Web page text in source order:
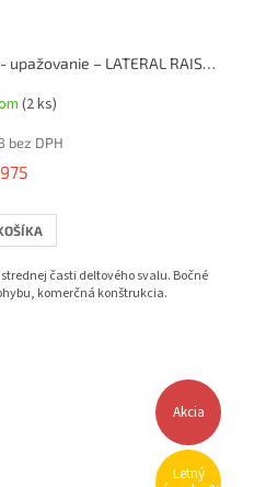
Stroj na bočné zdvihy ramien - upažovanie – LATERAL RAISE MACHINE (nakladací)
(2 ks)
bez DPH
časti deltového svalu. Bočné
komerčná konštrukcia.
Akcia
Letný